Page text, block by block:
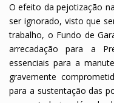
O efeito da pejotização
ser ignorado, visto que
trabalho, o Fundo de
arrecadação para a
essenciais para a
gravemente
para a sustentação das